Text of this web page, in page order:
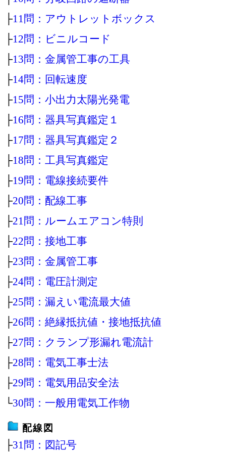
├11問：アウトレットボックス
├12問：ビニルコード
├13問：金属管工事の工具
├14問：回転速度
├15問：小出力太陽光発電
├16問：器具写真鑑定１
├17問：器具写真鑑定２
├18問：工具写真鑑定
├19問：電線接続要件
├20問：配線工事
├21問：ルームエアコン特則
├22問：接地工事
├23問：金属管工事
├24問：電圧計測定
├25問：漏えい電流最大値
├26問：絶縁抵抗値・接地抵抗値
├27問：クランプ形漏れ電流計
├28問：電気工事士法
├29問：電気用品安全法
└30問：一般用電気工作物
配線図
├31問：図記号